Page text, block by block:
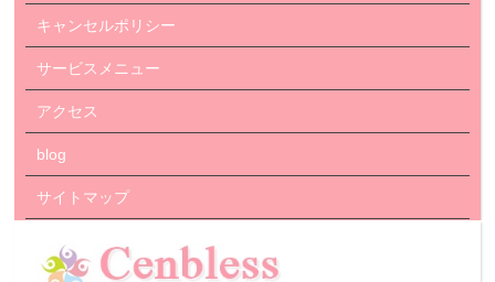
キャンセルポリシー
サービスメニュー
アクセス
blog
サイトマップ